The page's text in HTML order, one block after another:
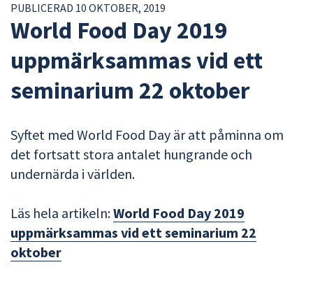
PUBLICERAD 10 OKTOBER, 2019
World Food Day 2019
uppmärksammas vid ett
seminarium 22 oktober
Syftet med World Food Day är att påminna om
det fortsatt stora antalet hungrande och
undernärda i världen.
Läs hela artikeln:World Food Day 2019
uppmärksammas vid ett seminarium 22
oktober